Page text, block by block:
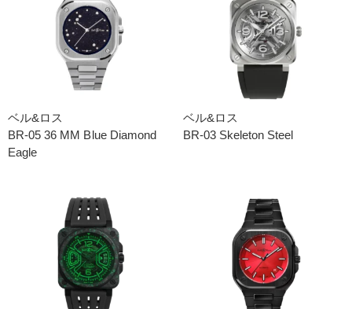
ベル&ロス
BR-05 36 MM Blue Diamond
Eagle
ベル&ロス
BR-03 Skeleton Steel